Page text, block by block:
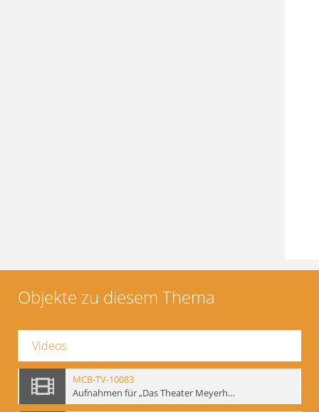
Objekte zu diesem Thema
Videos
MCB-TV-10083
Aufnahmen für „Das Theater Meyerholds und die Biomechanik“ (1). Demonstration der Etüde „Die Ohrfeige“ in verschiedenen Variationen, Ausschnitt 1 - Interne Signatur: BM-vid-1_A1